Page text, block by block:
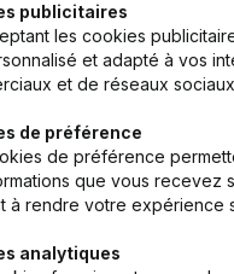
publicitaires
les cookies
et adapté à vos
et de réseaux
de préférence
de préférence
que vous recevez
à rendre votre expérience
analytiques